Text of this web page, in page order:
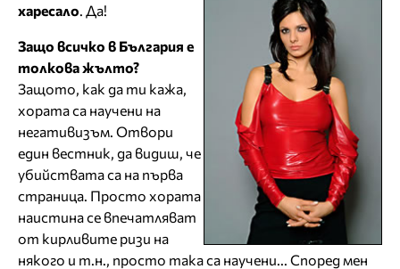
харесало . Да!
Защо всичко в България е
толкова жълто?
Защото, как да ти кажа,
хората са научени на
негативизъм. Отвори
един вестник, да видиш, че
убийствата са на първа
страница. Просто хората
наистина се впечатляват
от кирливите ризи на
някого и т.н., просто така са научени... Според мен